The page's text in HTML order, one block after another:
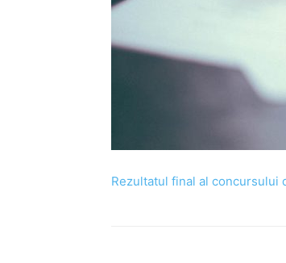
Rezultatul final al concursului